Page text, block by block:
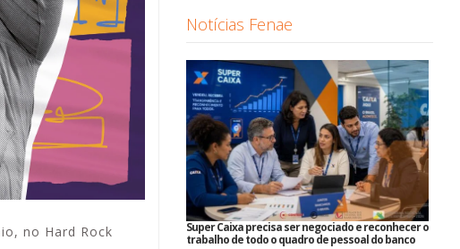
no Hard Rock
Notícias Fenae
Super Caixa precisa ser negociado e reconhecer o
trabalho de todo o quadro de pessoal do banco